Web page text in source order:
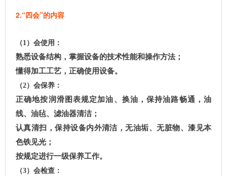
2.“四会”的内容
（1）会使用：
熟悉设备结构，掌握设备的技术性能和操作方法；
懂得加工工艺，正确使用设备。
（2）会保养：
正确地按润滑图表规定加油、换油，保持油路畅通，油
线、油毡、滤油器清洁；
认真清扫，保持设备内外清洁，无油垢、无脏物、漆见本
色铁见光；
按规定进行一级保养工作。
（3）会检查：